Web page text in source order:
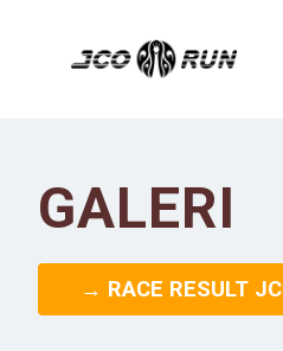
GALERI
→ RACE RESULT